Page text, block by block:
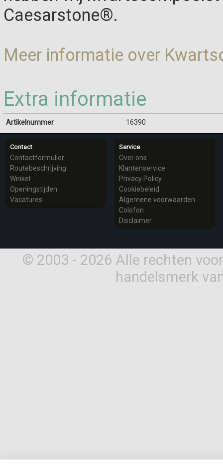
Caesarstone®.
Meer informatie over
Extra informatie
Artikelnummer 16390
Contact
Contactformulier
Routebeschrijving
Winkel
Openingstijden
Vacatures
Service
Over ons
Klantenservice
Privacy Policy
Cookiebeleid
Algemene voorwaarden
Colofon
Disclaimer
© 2003 - 2026 Alle rechten
handelsmerk